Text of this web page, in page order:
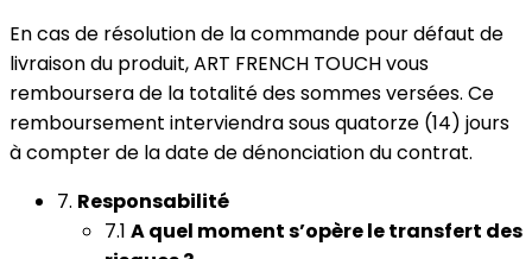
En cas de résolution de la commande pour défaut de
livraison du produit, ART FRENCH TOUCH vous
remboursera de la totalité des sommes versées. Ce
remboursement interviendra sous quatorze (14) jours
à compter de la date de dénonciation du contrat.
7. Responsabilité
7.1 A quel moment s’opère le transfert des